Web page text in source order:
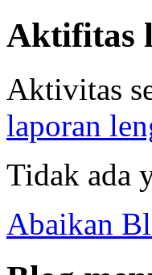
Aktifitas
Aktivitas
laporan
Tidak ada
Abaikan